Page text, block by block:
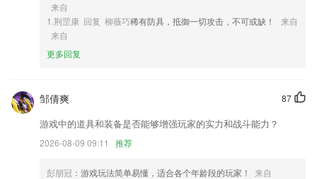
5,会提供凉山的一些时事热点现行政策问题，能够随时掌握。
6,蓝牙加密：双向动态加密，保障信息安全。
酷游app网站软件优势
2.课程内容丰富，由非常专业的老师教授，可以帮助您快速进入数独世
界。
3.只需一个手机或iPad，24小时随时约课，1对1视频在线辅导，无接送成
本，上课时间自由方便，孩子足不出户就可接受专业陪练老师实时指导，
让孩子练琴知道对错、及时改进，高效利用练琴时间
来自
1.荆罡康 回复 柳薇巧稀有防具，抵御一切攻击，不可或缺！
来自
来自
更多回复
87
邹倩爽
游戏中的道具和装备是否能够增强玩家的实力和战斗能力？
2026-08-09 09:11 推荐
彭朋冠 ：游戏玩法简单易懂，适合各个年龄段的玩家！
来自